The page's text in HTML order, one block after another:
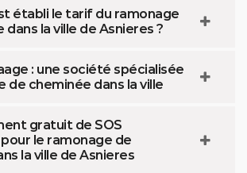
établi le tarif du ramonage
dans la ville de Asnieres ?
: une société spécialisée
de cheminée dans la ville
gratuit de SOS
le ramonage de
la ville de Asnieres